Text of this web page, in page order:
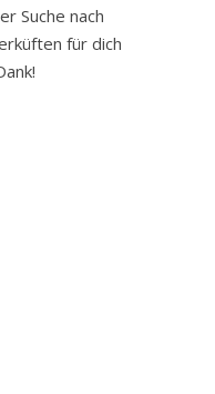
Suche nach
für dich